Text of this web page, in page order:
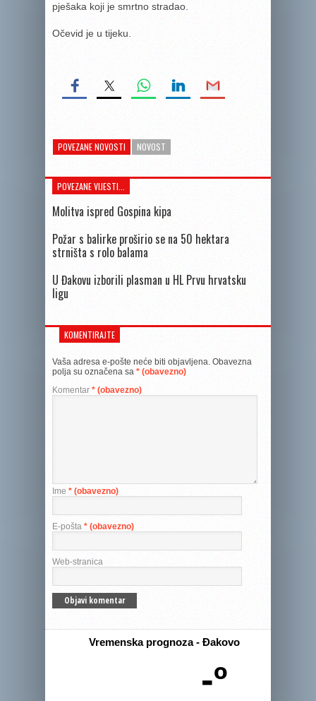
pješaka koji je smrtno stradao.
Očevid je u tijeku.
POVEZANE NOVOSTI NOVOST
POVEZANE VIJESTI...
Molitva ispred Gospina kipa
Požar s balirke proširio se na 50 hektara
strništa s rolo balama
U Đakovu izborili plasman u HL Prvu hrvatsku
ligu
KOMENTIRAJTE
Vaša adresa e-pošte neće biti objavljena. Obavezna
polja su označena sa * (obavezno)
Komentar * (obavezno)
Ime * (obavezno)
E-pošta * (obavezno)
Web-stranica
Vremenska prognoza - Đakovo
-º